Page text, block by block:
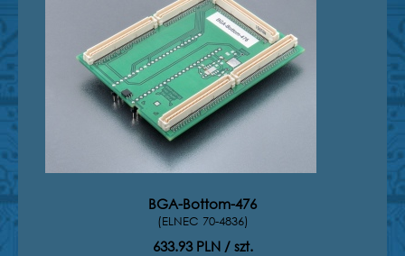
BGA-Bottom-476
(ELNEC 70-4836)
633.93 PLN / szt.